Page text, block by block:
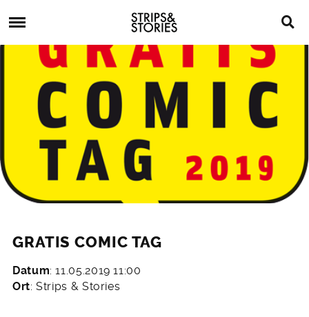
to
Strips
&
Stories
Graphic
Novels,
Comics,
Bücher
GRATIS COMIC TAG
20.
März
Datum: 11.05.2019 11:00
Ort: Strips & Stories